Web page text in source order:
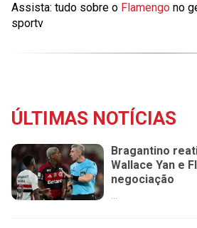
Assista: tudo sobre o Flamengo no
sportv
ÚLTIMAS NOTÍCIAS
Bragantino
Wallace Yan e
negociação
...